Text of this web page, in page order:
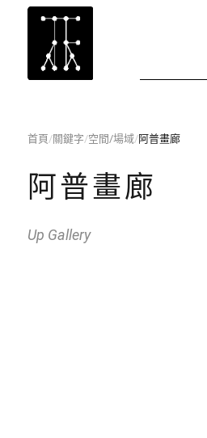
首頁/關鍵字/空間/場域/阿普畫廊
阿普畫廊
Up Gallery